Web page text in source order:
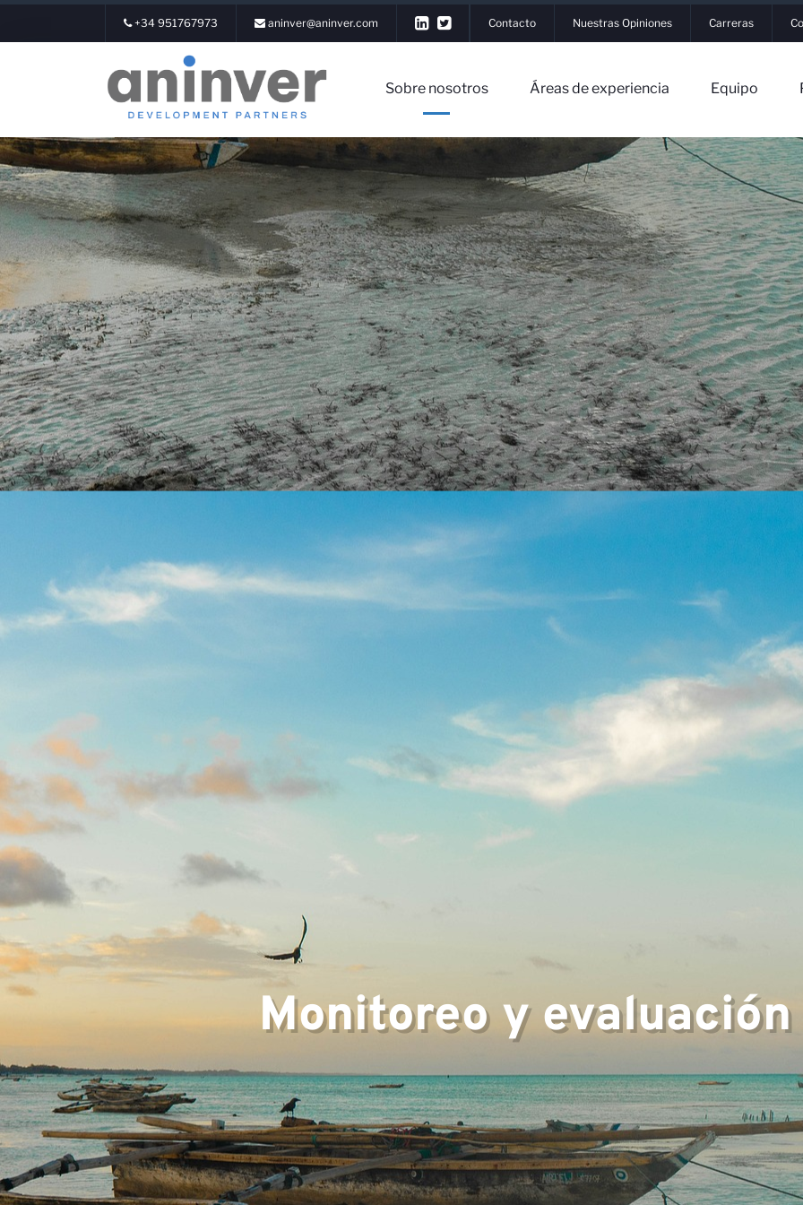
+34 951767973 aninver@aninver.com Contacto Nuestras Opiniones Carreras
Sobre nosotros Áreas de experiencia Equipo
Iniciar Sesión
Sobre
Áreas de
experiencia
Equipo
Monitoreo y evaluación